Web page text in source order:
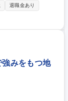
もちろん、世界各
品メーカーとやり
務 ■サプライヤー
サプライヤーの能
■納期フォロー ■
ができます。 募
験歓迎/車通勤可/
退職金あり
みをもつ地